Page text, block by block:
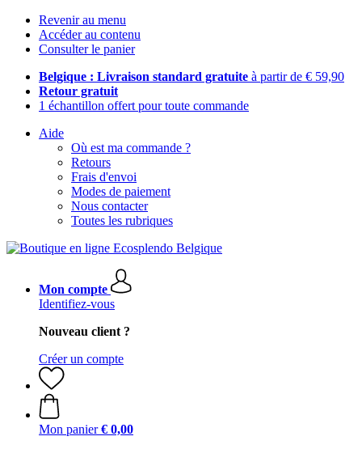
Revenir au menu
Accéder au contenu
Consulter le panier
Belgique : Livraison standard gratuite à partir de € 59,90
Retour gratuit
1 échantillon offert pour toute commande
Aide
Où est ma commande ?
Retours
Frais d'envoi
Modes de paiement
Nous contacter
Toutes les rubriques
Mon compte
Identifiez-vous
Nouveau client ?
Créer un compte
Mon panier € 0,00